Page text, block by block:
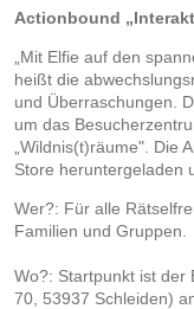
Actionbound
„Mit Elfie auf den
heißt die
und Überraschungen.
um das
„Wildnis(t)räume". Die
Store heruntergeladen
Wer?: Für alle
Familien und Gruppen.
Wo?: Startpunkt ist der
70, 53937 Schleiden)